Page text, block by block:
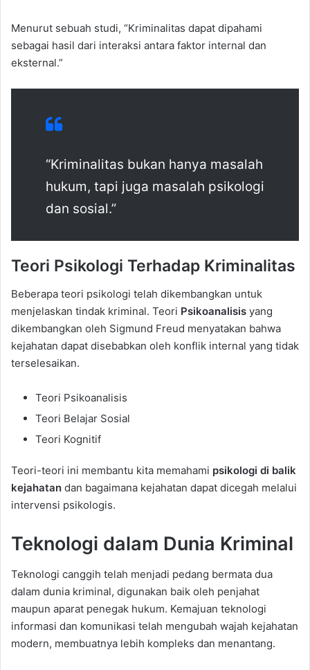
Menurut sebuah studi, “Kriminalitas dapat dipahami
sebagai hasil dari interaksi antara faktor internal dan
eksternal.”
“Kriminalitas bukan hanya masalah
hukum, tapi juga masalah psikologi
dan sosial.”
Teori Psikologi Terhadap Kriminalitas
Beberapa teori psikologi telah dikembangkan untuk
menjelaskan tindak kriminal. Teori Psikoanalisis yang
dikembangkan oleh Sigmund Freud menyatakan bahwa
kejahatan dapat disebabkan oleh konflik internal yang tidak
terselesaikan.
Teori Psikoanalisis
Teori Belajar Sosial
Teori Kognitif
Teori-teori ini membantu kita memahami psikologi di balik
kejahatan dan bagaimana kejahatan dapat dicegah melalui
intervensi psikologis.
Teknologi dalam Dunia Kriminal
Teknologi canggih telah menjadi pedang bermata dua
dalam dunia kriminal, digunakan baik oleh penjahat
maupun aparat penegak hukum. Kemajuan teknologi
informasi dan komunikasi telah mengubah wajah kejahatan
modern, membuatnya lebih kompleks dan menantang.